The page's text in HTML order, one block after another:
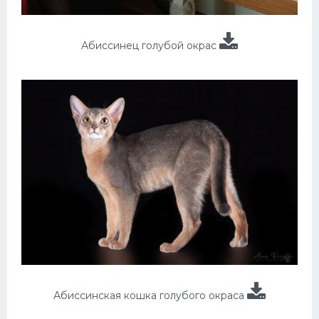
Абиссинец голубой окрас
Абиссинская кошка голубого окраса